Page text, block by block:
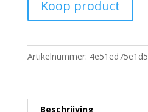
Koop product
Artikelnummer: 4e51ed75e1d5
Beschrijving